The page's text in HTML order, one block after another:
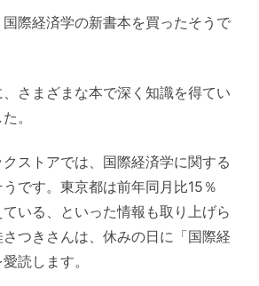
際経済学の新書本を買ったそうで
さまざまな本で深く知識を得てい
。
ストアでは、国際経済学に関する
です。東京都は前年同月比15％
いる、といった情報も取り上げら
つきさんは、休みの日に「国際経
読します。